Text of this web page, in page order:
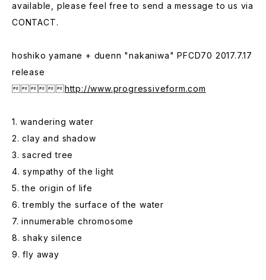
available, please feel free to send a message to us via
CONTACT.
hoshiko yamane + duenn "nakaniwa" PFCD70 2017.7.17
release
http://www.progressiveform.com
1. wandering water
2. clay and shadow
3. sacred tree
4. sympathy of the light
5. the origin of life
6. trembly the surface of the water
7. innumerable chromosome
8. shaky silence
9. fly away